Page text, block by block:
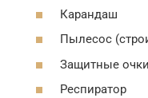
Карандаш
Пылесос
Защитные очки
Респиратор